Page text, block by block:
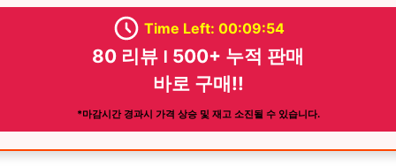
Time Left: 00:09:52
80 리뷰 ౹ 500+ 누적 판매
바로 구매!!
*마감시간 경과시 가격 상승 및 재고 소진될 수 있습니다.